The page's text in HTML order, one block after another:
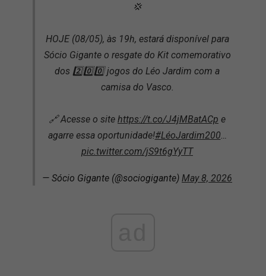
💢
HOJE (08/05), às 19h, estará disponível para
Sócio Gigante o resgate do Kit comemorativo
dos 2️⃣0️⃣0️⃣ jogos do Léo Jardim com a
camisa do Vasco.
🔗 Acesse o site https://t.co/J4jMBatACp e
agarre essa oportunidade!#LéoJardim200…
pic.twitter.com/jS9t6gYyTT
— Sócio Gigante (@sociogigante) May 8, 2026